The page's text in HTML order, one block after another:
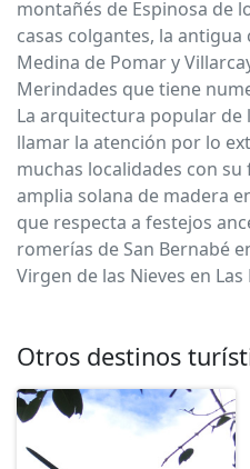
montañés de Espinosa de
casas colgantes, la
Medina de Pomar y
Merindades que tiene
La arquitectura popular de
llamar la atención por lo
muchas localidades con
amplia solana de madera
que respecta a festejos
romerías de San Bernabé
Virgen de las Nieves en
Otros destinos